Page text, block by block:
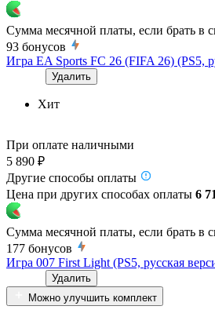
Сумма месячной платы, если брать в
93 бонусов
Игра EA Sports FC 26 (FIFA 26) (PS5,
Удалить
Хит
При оплате наличными
5 890 ₽
Другие способы оплаты
Цена при других способах оплаты 6
Сумма месячной платы, если брать в
177 бонусов
Игра 007 First Light (PS5, русская
Удалить
Можно улучшить комплект